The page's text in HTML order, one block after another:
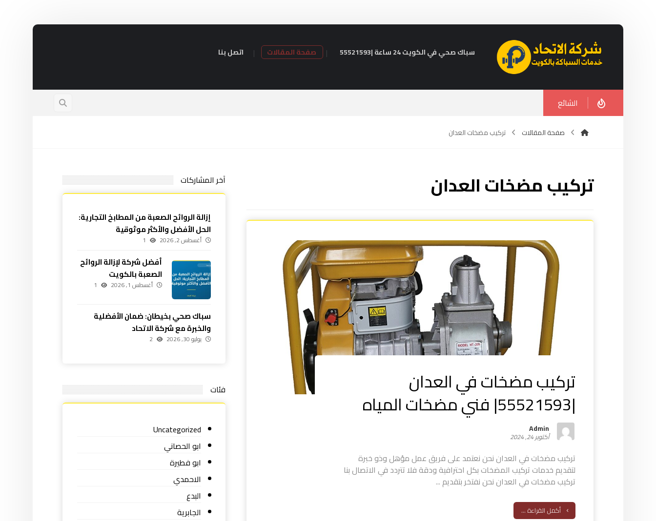
سباك صحي في الكويت 24 ساعة |55521593 صفحة المقالات اتصل بنا
الشائع
صفحة المقالات تركيب مضخات العدان
تركيب مضخات العدان
تركيب مضخات في العدان
|55521593| فني مضخات المياه
Admin
أكتوبر 24, 2024
تركيب مضخات في العدان نحن نعتمد على فريق عمل مؤهل وذو خبرة
لتقديم خدمات تركيب المضخات بكل احترافية ودقة فلا تتردد في الاتصال بنا
تركيب مضخات في العدان نحن نفتخر بتقديم ...
أكمل القراءة ...
آخر المشاركات
إزالة الروائح الصعبة من المطابخ التجارية:
الحل الأفضل والأكثر موثوقية
أغسطس 2, 2026 1
أفضل شركة لإزالة الروائح
الصعبة بالكويت
أغسطس 1, 2026 1
سباك صحي بخيطان: ضمان الأفضلية
والخبرة مع شركة الاتحاد
يوليو 30, 2026 2
فئات
Uncategorized
ابو الحصاني
ابو فطيرة
الاحمدي
البدع
الجابرية